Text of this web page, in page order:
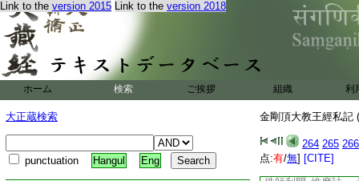
Link to the version 2015 Link to the version 2018
ホーム 検索 ご挨拶 組織 利
大正蔵検索
punctuation Hangul Eng
金剛頂大教王經私記
264 265 266
点:有/無] [CITE]
已。釋曰。此第三明
前。無言者百八名
唐云 無言金
益一故。次當
念
也。今此三昧恐是
言
具如 二前引
疏第七卷一
應 レ知
脱三昧也。維摩經